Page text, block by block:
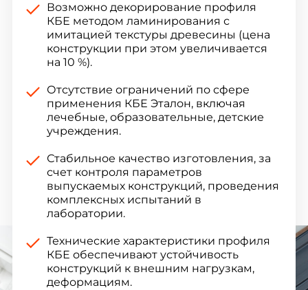
Возможно декорирование профиля
КБЕ методом ламинирования с
имитацией текстуры древесины (цена
конструкции при этом увеличивается
на 10 %).
Отсутствие ограничений по сфере
применения КБЕ Эталон, включая
лечебные, образовательные, детские
учреждения.
Стабильное качество изготовления, за
счет контроля параметров
выпускаемых конструкций, проведения
комплексных испытаний в
лаборатории.
Технические характеристики профиля
КБЕ обеспечивают устойчивость
конструкций к внешним нагрузкам,
деформациям.